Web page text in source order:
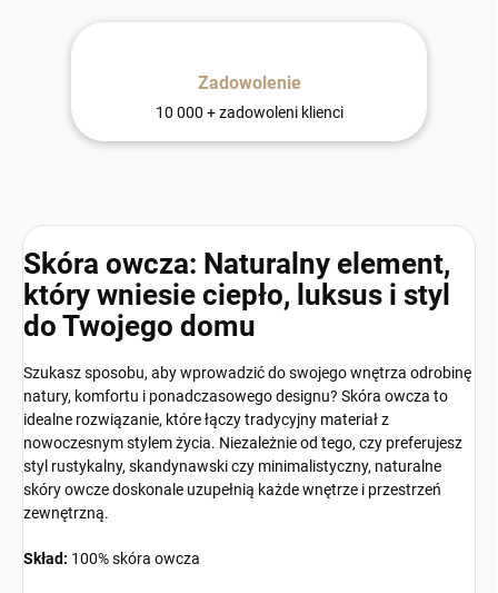
Zadowolenie
10 000 + zadowoleni klienci
Skóra owcza: Naturalny element,
który wniesie ciepło, luksus i styl
do Twojego domu
Szukasz sposobu, aby wprowadzić do swojego wnętrza odrobinę
natury, komfortu i ponadczasowego designu? Skóra owcza to
idealne rozwiązanie, które łączy tradycyjny materiał z
nowoczesnym stylem życia. Niezależnie od tego, czy preferujesz
styl rustykalny, skandynawski czy minimalistyczny, naturalne
skóry owcze doskonale uzupełnią każde wnętrze i przestrzeń
zewnętrzną.
Skład: 100% skóra owcza